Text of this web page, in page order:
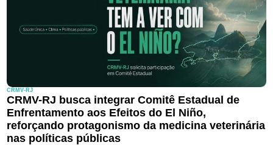
CRMV-RJ
CRMV-RJ busca integrar Comitê Estadual de
Enfrentamento aos Efeitos do El Niño,
reforçando protagonismo da medicina veterinária
nas políticas públicas